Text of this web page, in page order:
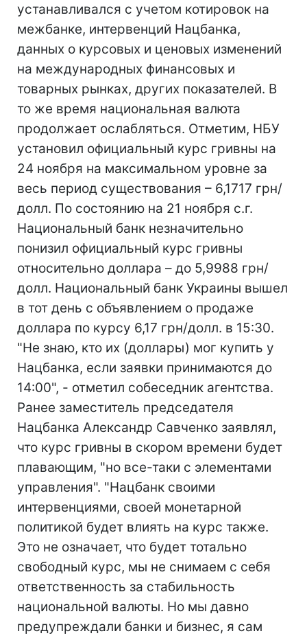
устанавливался с учетом котировок на
межбанке, интервенций Нацбанка,
данных о курсовых и ценовых изменений
на международных финансовых и
товарных рынках, других показателей. В
то же время национальная валюта
продолжает ослабляться. Отметим, НБУ
установил официальный курс гривны на
24 ноября на максимальном уровне за
весь период существования – 6,1717 грн/
долл. По состоянию на 21 ноября с.г.
Национальный банк незначительно
понизил официальный курс гривны
относительно доллара – до 5,9988 грн/
долл. Национальный банк Украины вышел
в тот день с объявлением о продаже
доллара по курсу 6,17 грн/долл. в 15:30.
"Не знаю, кто их (доллары) мог купить у
Нацбанка, если заявки принимаются до
14:00", - отметил собеседник агентства.
Ранее заместитель председателя
Нацбанка Александр Савченко заявлял,
что курс гривны в скором времени будет
плавающим, "но все-таки с элементами
управления". "Нацбанк своими
интервенциями, своей монетарной
политикой будет влиять на курс также.
Это не означает, что будет тотально
свободный курс, мы не снимаем с себя
ответственность за стабильность
национальной валюты. Но мы давно
предупреждали банки и бизнес, я сам